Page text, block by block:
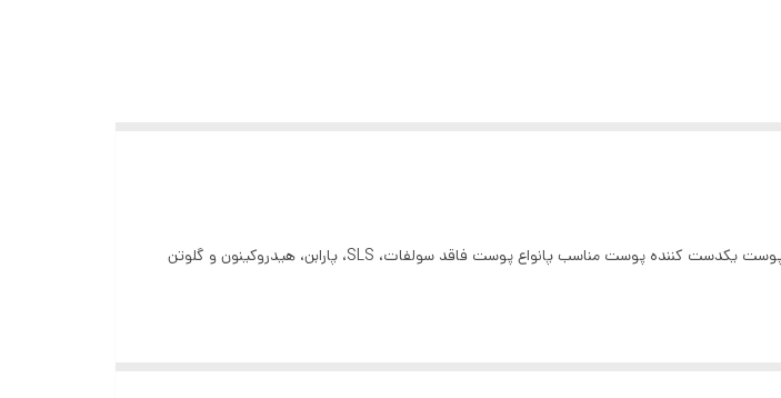
کشور مبدا برند: کانادا حجم: 30 میلی لیتر درمان لک ها درمان چین و چروک شادابی و جوانی پوست یکدست کننده پوست مناسب پانواع پوست فاقد سولفات، SLS، پارابن، هیدروکینون و گلوتن